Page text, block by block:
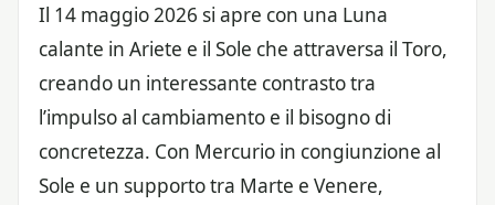
Il 14 maggio 2026 si apre con una Luna
calante in Ariete e il Sole che attraversa il Toro,
creando un interessante contrasto tra
l’impulso al cambiamento e il bisogno di
concretezza. Con Mercurio in congiunzione al
Sole e un supporto tra Marte e Venere,